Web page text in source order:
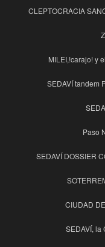
CLEPTOCRACIA
MILEI,!carajo! y
SEDAVÍ tandem
Paso
SEDAVÍ DOSSIER
CIUDAD
SEDAVÍ, la